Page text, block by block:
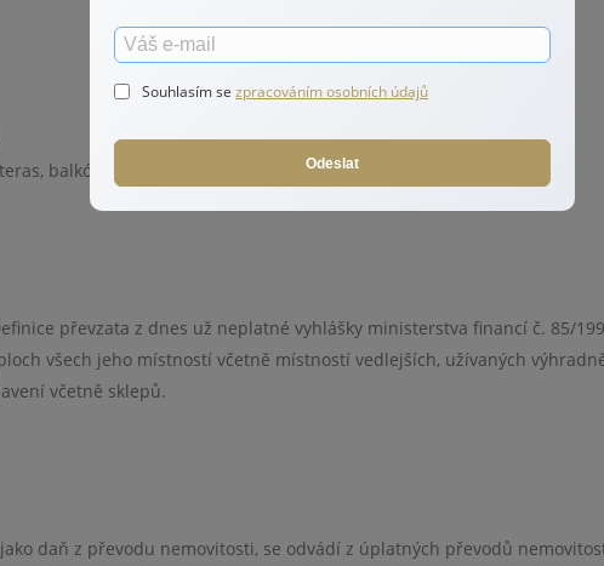
balkónů a lodžií.
převzata z dnes už neplatné vyhlášky ministerstva financí č. 85/
všech jeho místností včetně místností vedlejších, užívaných
včetně sklepů.
daň z převodu nemovitosti, se odvádí z úplatných převodů
Souhlasím se zpracováním osobních údajů
Odeslat